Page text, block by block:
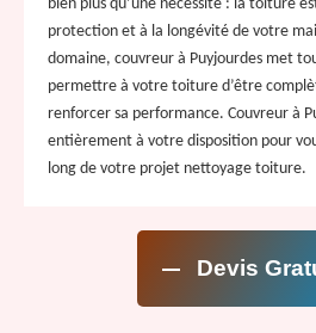
bien plus qu’une nécessité : la toiture
protection et à la longévité de votre
domaine, couvreur à Puyjourdes met
permettre à votre toiture d’être
renforcer sa performance. Couvreur à
entièrement à votre disposition pour
long de votre projet nettoyage toiture.
Devis